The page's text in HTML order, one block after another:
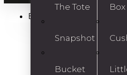
The Tote
Snapshot
Bucket
Ваша корзина пуста!
Быстрая регистрация